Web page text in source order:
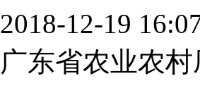
2018-12-19
广东省农业农村